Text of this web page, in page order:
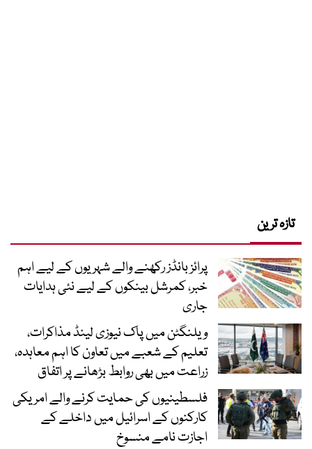
تازہ ترین
پرائز بانڈز رکھنے والے شہریوں کے لیے اہم
خبر، کمرشل بینکوں کے لیے نئی ہدایات
جاری
ویلنگٹن میں پاک نیوزی لینڈ مذاکرات،
تعلیم کے شعبے میں تعاون کا اہم معاہدہ،
زراعت میں بھی روابط بڑھانے پر اتفاق
فلسطینیوں کی حمایت کرنے والے امریکی
کارکنوں کے اسرائیل میں داخلے کے
اجازت نامے منسوخ